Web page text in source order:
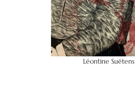
Léontine Suétens